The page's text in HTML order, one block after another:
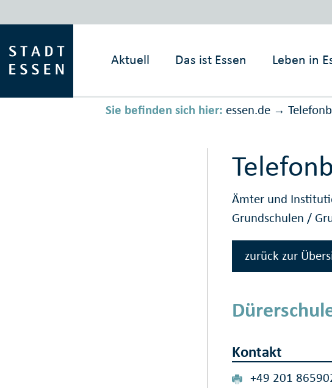
Aktuell Das ist Essen Leben in
Sie befinden sich hier: essen.de →
Ämter und
Grundschulen /
zurück zur
Kontakt
+49 201